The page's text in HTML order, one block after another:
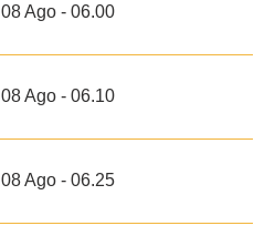
08 Ago - 06.00
08 Ago - 06.10
08 Ago - 06.25